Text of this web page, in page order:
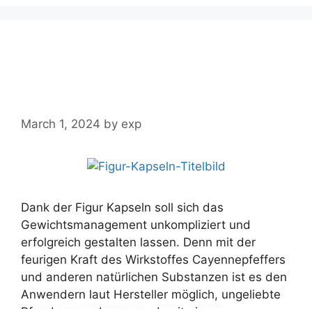
March 1, 2024 by exp
Dank der Figur Kapseln soll sich das
Gewichtsmanagement unkompliziert und
erfolgreich gestalten lassen. Denn mit der
feurigen Kraft des Wirkstoffes Cayennepfeffers
und anderen natürlichen Substanzen ist es den
Anwendern laut Hersteller möglich, ungeliebte